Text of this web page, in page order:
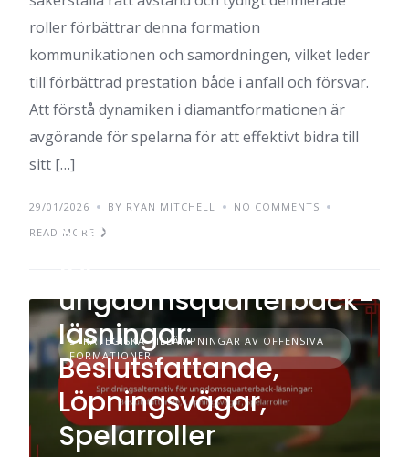
roller förbättrar denna formation
kommunikationen och samordningen, vilket leder
till förbättrad prestation både i anfall och försvar.
Att förstå dynamiken i diamantformationen är
avgörande för spelarna för att effektivt bidra till
sitt […]
29/01/2026 BY RYAN MITCHELL
NO COMMENTS
READ MORE
STRATEGISKA TILLÄMPNINGAR AV OFFENSIVA
FORMATIONER
Spridningsalternativ
ungdomsquarterback-
läsningar:
Beslutsfattande,
Löpningsvägar,
Spelarroller